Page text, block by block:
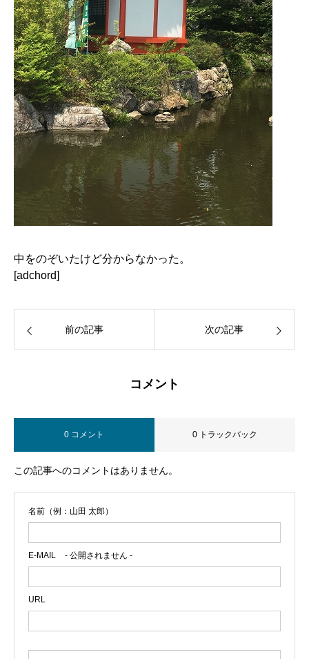
中をのぞいたけど分からなかった。
[adchord]
前の記事 次の記事
コメント
0 コメント 0 トラックバック
この記事へのコメントはありません。
名前（例：山田 太郎）
E-MAIL - 公開されません -
URL